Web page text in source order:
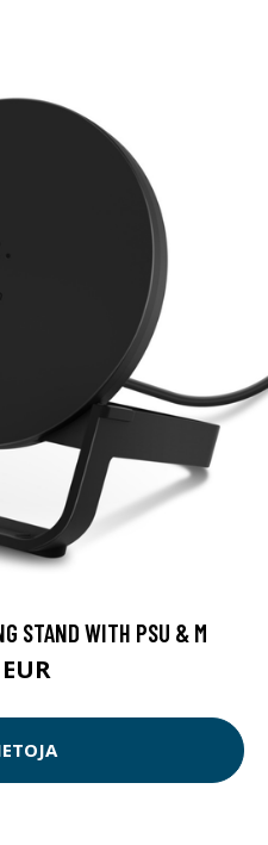
STAND WITH PSU & M